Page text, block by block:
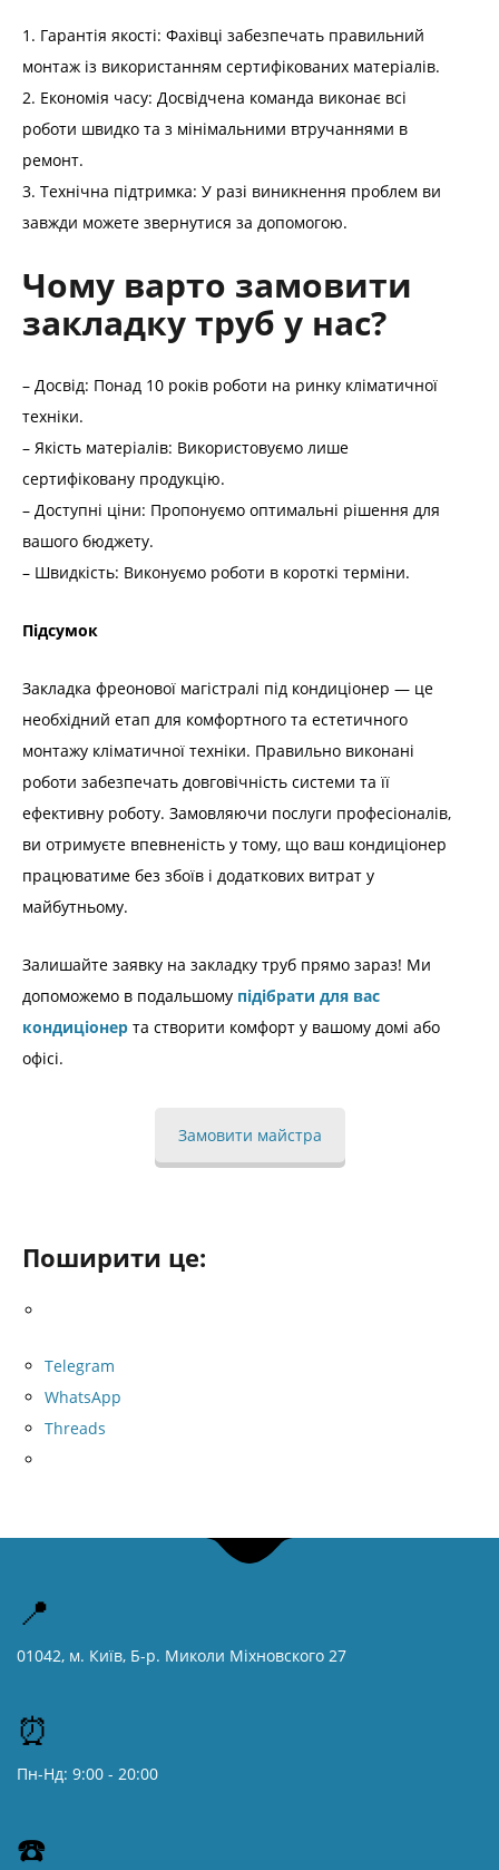
1. Гарантія якості: Фахівці забезпечать правильний
монтаж із використанням сертифікованих матеріалів.
2. Економія часу: Досвідчена команда виконає всі
роботи швидко та з мінімальними втручаннями в
ремонт.
3. Технічна підтримка: У разі виникнення проблем ви
завжди можете звернутися за допомогою.
Чому варто замовити
закладку труб у нас?
– Досвід: Понад 10 років роботи на ринку кліматичної
техніки.
– Якість матеріалів: Використовуємо лише
сертифіковану продукцію.
– Доступні ціни: Пропонуємо оптимальні рішення для
вашого бюджету.
– Швидкість: Виконуємо роботи в короткі терміни.
Підсумок
Закладка фреонової магістралі під кондиціонер — це
необхідний етап для комфортного та естетичного
монтажу кліматичної техніки. Правильно виконані
роботи забезпечать довговічність системи та її
ефективну роботу. Замовляючи послуги професіоналів,
ви отримуєте впевненість у тому, що ваш кондиціонер
працюватиме без збоїв і додаткових витрат у
майбутньому.
Залишайте заявку на закладку труб прямо зараз! Ми
допоможемо в подальшому підібрати для вас
кондиціонер та створити комфорт у вашому домі або
офісі.
Замовити майстра
Поширити це:
Telegram
WhatsApp
Threads
📍
01042, м. Київ, Б-р. Миколи Міхновского 27
⏰
Пн-Нд: 9:00 - 20:00
☎️